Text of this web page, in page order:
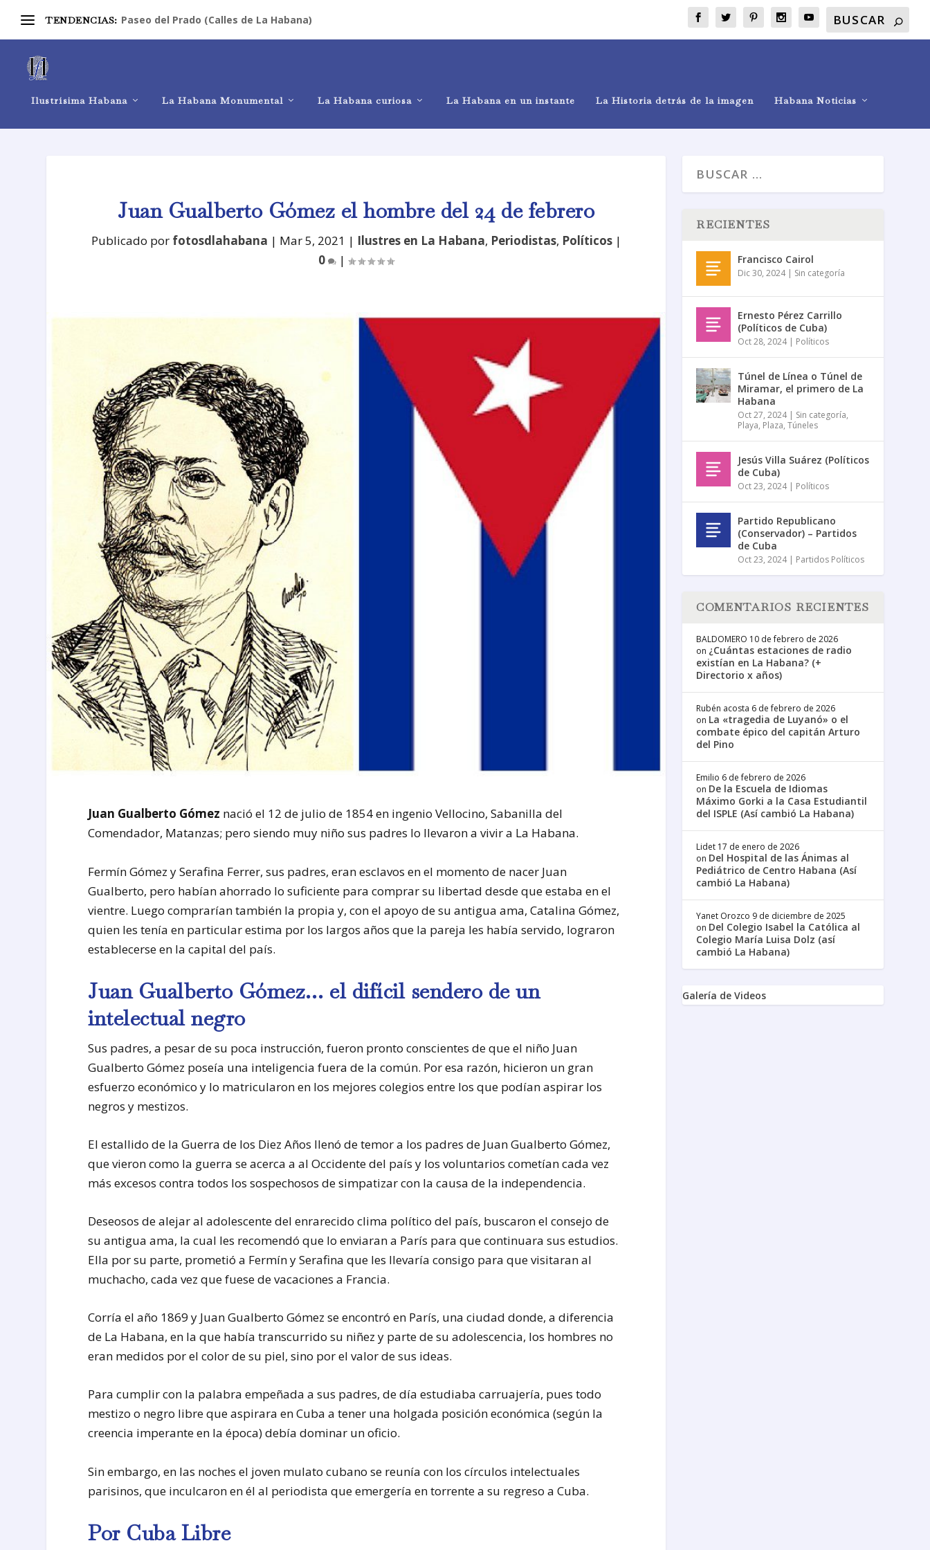
TENDENCIAS: Paseo del Prado (Calles de La Habana)
Ilustrísima Habana La Habana Monumental La Habana curiosa La Habana en un instante La Historia detrás de la imagen Habana Noticias
Juan Gualberto Gómez el hombre del 24 de febrero
Publicado por fotosdlahabana | Mar 5, 2021 | Ilustres en La Habana, Periodistas, Políticos|
0
|
Juan Gualberto Gómez nació el 12 de julio de 1854 en ingenio Vellocino, Sabanilla del
Comendador, Matanzas; pero siendo muy niño sus padres lo llevaron a vivir a La Habana.
Fermín Gómez y Serafina Ferrer, sus padres, eran esclavos en el momento de nacer Juan
Gualberto, pero habían ahorrado lo suficiente para comprar su libertad desde que estaba en el
vientre. Luego comprarían también la propia y, con el apoyo de su antigua ama, Catalina Gómez,
quien les tenía en particular estima por los largos años que la pareja les había servido, lograron
establecerse en la capital del país.
Juan Gualberto Gómez… el difícil sendero de un
intelectual negro
Sus padres, a pesar de su poca instrucción, fueron pronto conscientes de que el niño Juan
Gualberto Gómez poseía una inteligencia fuera de la común. Por esa razón, hicieron un gran
esfuerzo económico y lo matricularon en los mejores colegios entre los que podían aspirar los
negros y mestizos.
El estallido de la Guerra de los Diez Años llenó de temor a los padres de Juan Gualberto Gómez,
que vieron como la guerra se acerca a al Occidente del país y los voluntarios cometían cada vez
más excesos contra todos los sospechosos de simpatizar con la causa de la independencia.
Deseosos de alejar al adolescente del enrarecido clima político del país, buscaron el consejo de
su antigua ama, la cual les recomendó que lo enviaran a París para que continuara sus estudios.
Ella por su parte, prometió a Fermín y Serafina que les llevaría consigo para que visitaran al
muchacho, cada vez que fuese de vacaciones a Francia.
Corría el año 1869 y Juan Gualberto Gómez se encontró en París, una ciudad donde, a diferencia
de La Habana, en la que había transcurrido su niñez y parte de su adolescencia, los hombres no
eran medidos por el color de su piel, sino por el valor de sus ideas.
Para cumplir con la palabra empeñada a sus padres, de día estudiaba carruajería, pues todo
mestizo o negro libre que aspirara en Cuba a tener una holgada posición económica (según la
creencia imperante en la época) debía dominar un oficio.
Sin embargo, en las noches el joven mulato cubano se reunía con los círculos intelectuales
parisinos, que inculcaron en él al periodista que emergería en torrente a su regreso a Cuba.
Por Cuba Libre
RECIENTES
Francisco Cairol
Dic 30, 2024| Sin categoría
Ernesto Pérez Carrillo
(Políticos de Cuba)
Oct 28, 2024| Políticos
Túnel de Línea o Túnel de
Miramar, el primero de La
Habana
Oct 27, 2024| Sin categoría,
Playa, Plaza,Túneles
Jesús Villa Suárez (Políticos
de Cuba)
Oct 23, 2024| Políticos
Partido Republicano
(Conservador) – Partidos
de Cuba
Oct 23, 2024| Partidos Políticos
COMENTARIOS RECIENTES
BALDOMERO 10 de febrero de 2026
on ¿Cuántas estaciones de radio
existían en La Habana? (+
Directorio x años)
Rubén acosta 6 de febrero de 2026
on La «tragedia de Luyanó» o el
combate épico del capitán Arturo
del Pino
Emilio 6 de febrero de 2026
on De la Escuela de Idiomas
Máximo Gorki a la Casa Estudiantil
del ISPLE (Así cambió La Habana)
Lidet 17 de enero de 2026
on Del Hospital de las Ánimas al
Pediátrico de Centro Habana (Así
cambió La Habana)
Yanet Orozco 9 de diciembre de 2025
on Del Colegio Isabel la Católica al
Colegio María Luisa Dolz (así
cambió La Habana)
Galería de Videos